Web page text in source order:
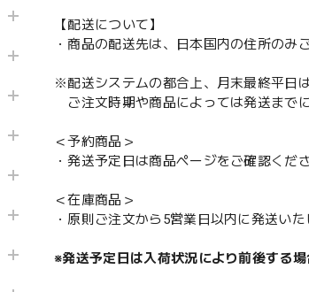
【配送について】
・商品の配送先は、日本国内の住所のみ
※配送システムの都合上、月末最終平日
ご注文時期や商品によっては発送まで
＜予約商品＞
・発送予定日は商品ページをご確認くださ
＜在庫商品＞
・原則ご注文から5営業日以内に発送いた
※発送予定日は入荷状況により前後する